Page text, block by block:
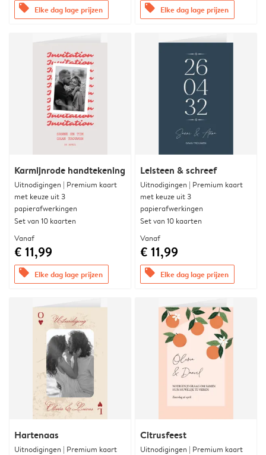
offers Elke dag lage prijzen offers Elke dag lage prijzen
Karmijnrode handtekening
Uitnodigingen | Premium kaart
met keuze uit 3
papierafwerkingen
Set van 10 kaarten
Vanaf
€ 11,99
offers Elke dag lage prijzen
Leisteen & schreef
Uitnodigingen | Premium kaart
met keuze uit 3
papierafwerkingen
Set van 10 kaarten
Vanaf
€ 11,99
offers Elke dag lage prijzen
Hartenaas
Uitnodigingen | Premium kaart
Citrusfeest
Uitnodigingen | Premium kaart